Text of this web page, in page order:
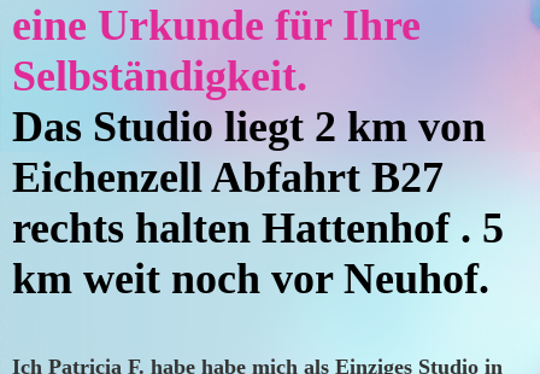
eine Urkunde für Ihre
Selbständigkeit.
Das Studio liegt 2 km von
Eichenzell Abfahrt B27
rechts halten Hattenhof . 5
km weit noch vor Neuhof.
Ich Patricia F. habe habe mich als Einziges Studio in